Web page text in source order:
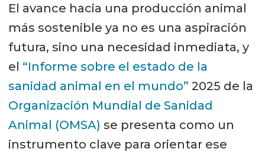
El avance hacia una producción animal
más sostenible ya no es una aspiración
futura, sino una necesidad inmediata, y
el “Informe sobre el estado de la
sanidad animal en el mundo” 2025 de la
Organización Mundial de Sanidad
Animal (OMSA) se presenta como un
instrumento clave para orientar ese